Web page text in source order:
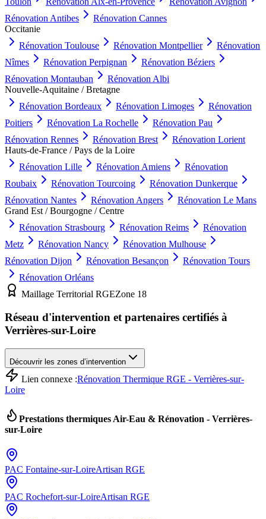
Rénovation Antibes Rénovation Cannes
Occitanie
Rénovation Toulouse Rénovation Montpellier
Rénovation
Nîmes
Rénovation Perpignan Rénovation Béziers
Rénovation Montauban Rénovation Albi
Nouvelle-Aquitaine / Bretagne
Rénovation Bordeaux Rénovation Limoges
Rénovation
Poitiers
Rénovation La Rochelle Rénovation Pau
Rénovation Rennes Rénovation Brest Rénovation Lorient
Hauts-de-France / Pays de la Loire
Rénovation Lille Rénovation Amiens
Rénovation
Roubaix
Rénovation Tourcoing Rénovation Dunkerque
Rénovation Nantes Rénovation Angers Rénovation Le Mans
Grand Est / Bourgogne / Centre
Rénovation Strasbourg Rénovation Reims
Rénovation
Metz
Rénovation Nancy Rénovation Mulhouse
Rénovation Dijon Rénovation Besançon Rénovation Tours
Rénovation Orléans
Maillage Territorial RGEZone 18
Réseau d'intervention et partenaires certifiés à
Verrières-sur-Loire
Découvrir les zones d’intervention
Lien connexe :Rénovation Thermique RGE - Verrières-sur-
Loire
Prestations thermiques Air-Eau & Rénovation - Verrières-
sur-Loire
PAC Fontaine-sur-LoireArtisan RGE
PAC Rochefort-sur-LoireArtisan RGE